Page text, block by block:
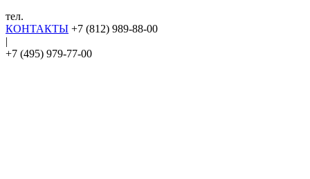
тел.
КОНТАКТЫ +7 (812) 989-88-00
|
+7 (495) 979-77-00